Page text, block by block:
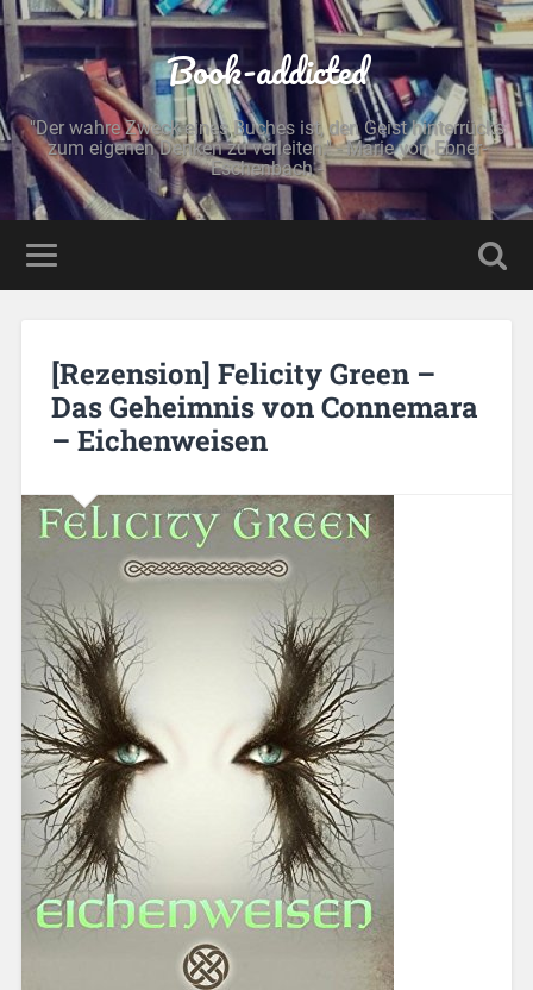
Book-addicted
"Der wahre Zweck eines Buches ist, den Geist hinterrücks
zum eigenen Denken zu verleiten." - Marie von Ebner-
Eschenbach -
[Rezension] Felicity Green –
Das Geheimnis von Connemara
– Eichenweisen